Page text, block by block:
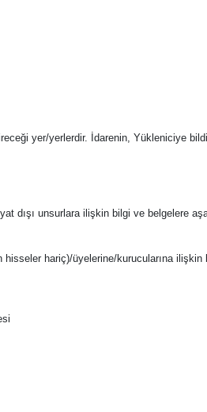
yer/yerlerdir. İdarenin, Yükleniciye
dışı unsurlara ilişkin bilgi ve belgelere
hariç)/üyelerine/kurucularına ilişkin